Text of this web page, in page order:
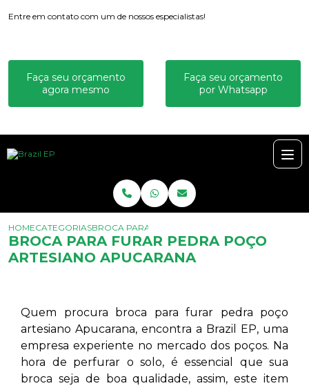
Entre em contato com um de nossos especialistas!
Faça seu orçamento
agora mesmo
Faça seu orçamento
por Whatsapp
HOMECATEGORIASBROCA PARA FURAR PEDRA POÇO ARTESIANO
BROCA PARA FURAR PEDRA POÇO
ARTESIANO APUCARANA
Quem procura broca para furar pedra poço
artesiano Apucarana, encontra a Brazil EP, uma
empresa experiente no mercado dos poços. Na
hora de perfurar o solo, é essencial que sua
broca seja de boa qualidade, assim, este item